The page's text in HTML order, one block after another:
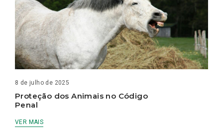
8 de julho de 2025
Proteção dos Animais no Código
Penal
VER MAIS